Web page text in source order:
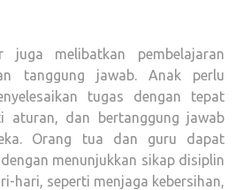
juga melibatkan pembelajaran
tanggung jawab. Anak perlu
tugas dengan tepat
aturan, dan bertanggung jawab
Orang tua dan guru dapat
menunjukkan sikap disiplin
hari, seperti menjaga kebersihan,